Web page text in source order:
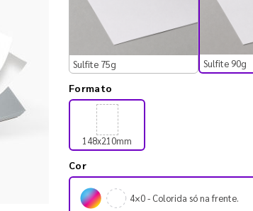
Sulfite 75g Sulfite 90g
Formato
148x210mm
Cor
4×0 - Colorida só na frente.